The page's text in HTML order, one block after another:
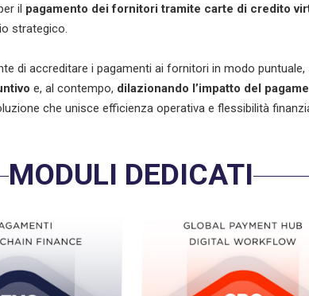
il pagamento dei fornitori tramite carte di credito
strategico.
di accreditare i pagamenti ai fornitori in modo
e, al contempo, dilazionando l’impatto del
che unisce efficienza operativa e flessibilità
MODULI DEDICATI